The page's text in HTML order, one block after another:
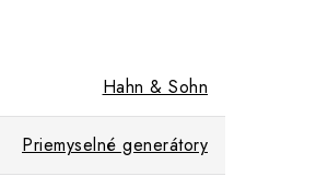
Hahn & Sohn
Priemyselné generátory